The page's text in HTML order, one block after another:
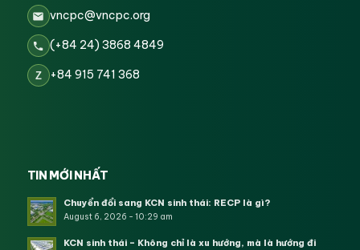
vncpc@vncpc.org
(+84 24) 3868 4849
Z +84 915 741 368
TIN MỚI NHẤT
Chuyển đổi sang KCN sinh thái: RECP là gì?
August 6, 2026 - 10:29 am
KCN sinh thái – Không chỉ là xu hướng, mà là hướng đi